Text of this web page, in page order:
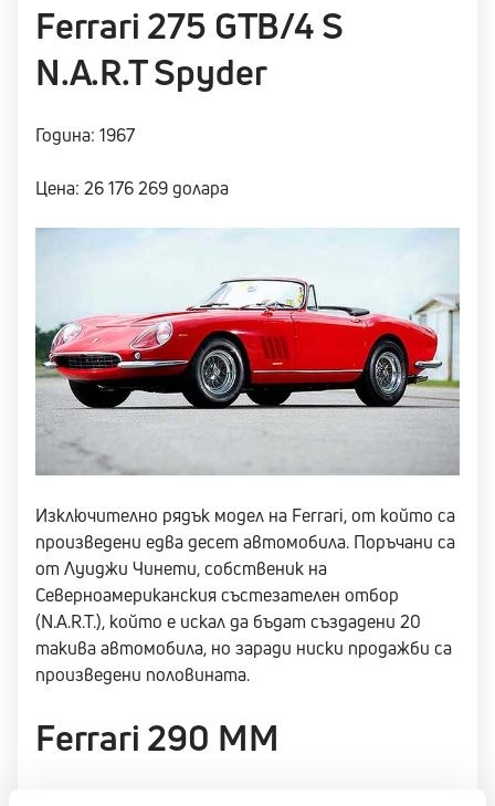
Ferrari 275 GTB/4 S
N.A.R.T Spyder
Година: 1967
Цена: 26 176 269 долара
Изключително рядък модел на Ferrari, от който са
произведени едва десет автомобила. Поръчани са
от Луиджи Чинети, собственик на
Северноамериканския състезателен отбор
(N.A.R.T.), който е искал да бъдат създадени 20
такива автомобила, но заради ниски продажби са
произведени половината.
Ferrari 290 MM